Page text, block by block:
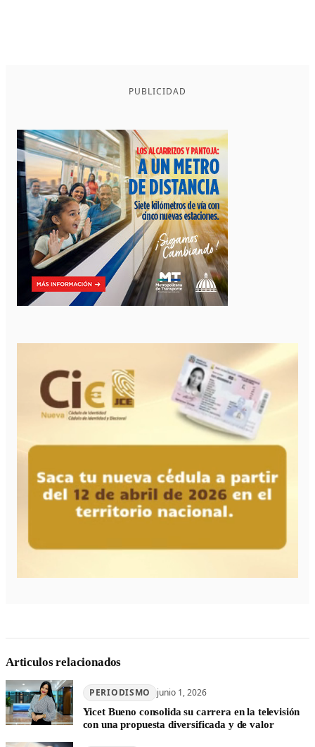
PUBLICIDAD
Articulos relacionados
PERIODISMO junio 1, 2026
Yicet Bueno consolida su carrera en la televisión
con una propuesta diversificada y de valor